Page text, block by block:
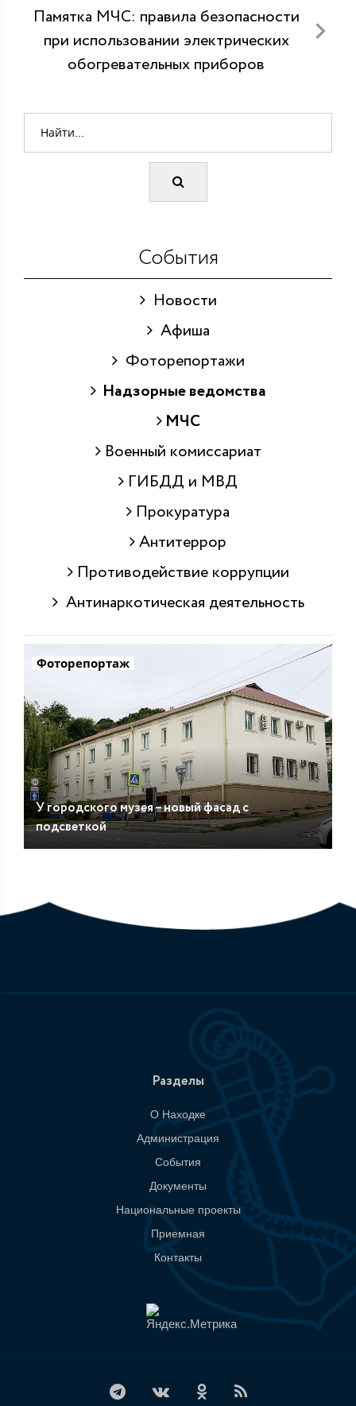
Памятка МЧС: правила безопасности
при использовании электрических
обогревательных приборов
События
Новости
Афиша
Фоторепортажи
Надзорные ведомства
МЧС
Военный комиссариат
ГИБДД и МВД
Прокуратура
Антитеррор
Противодействие коррупции
Антинаркотическая деятельность
Фоторепортаж
У городского музея – новый фасад с
подсветкой
Разделы
О Находке
Администрация
События
Документы
Национальные проекты
Приемная
Контакты